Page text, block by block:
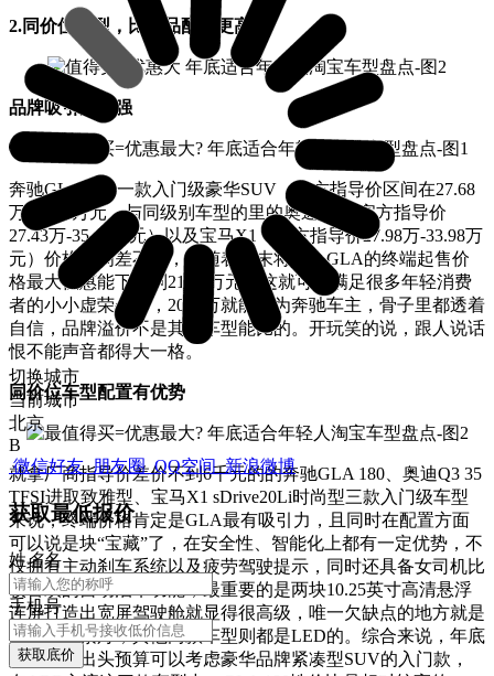
2.同价位车型，比竞品配置更高
品牌吸引力够强
奔驰GLA作为一款入门级豪华SUV，官方指导价区间在27.68
万-33.28万元，与同级别车型的里的奥迪Q3（官方指导价
27.43万-35.68万元）以及宝马X1（官方指导价27.98万-33.98万
元）价格区间差不多，但随着年末将至，GLA的终端起售价
格最大优惠能下探到21.78万元，这就可以满足很多年轻消费
者的小小虚荣心了，20来万就能成为奔驰车主，骨子里都透着
自信，品牌溢价不是其他车型能比的。开玩笑的说，跟人说话
恨不能声音都得大一格。
同价位车型配置有优势
就拿厂商指导价差价不到6千元的的奔驰GLA 180、奥迪Q3 35
TFSI进取致雅型、宝马X1 sDrive20Li时尚型三款入门级车型
来说，终端价格肯定是GLA最有吸引力，且同时在配置方面
可以说是块“宝藏”了，在安全性、智能化上都有一定优势，不
仅拥有主动刹车系统以及疲劳驾驶提示，同时还具备女司机比
较喜欢的自动泊车功能，最重要的是两块10.25英寸高清悬浮
连屏打造出宽屏驾驶舱就显得很高级，唯一欠缺点的地方就是
大灯是卤素灯，其他两款车型则都是LED的。综合来说，年底
如果20万出头预算可以考虑豪华品牌紧凑型SUV的入门款，
切换城市
当前城市
北京
B
微信好友 朋友圈 QQ空间 新浪微博
获取最低报价
姓名名
手机号
获取底价